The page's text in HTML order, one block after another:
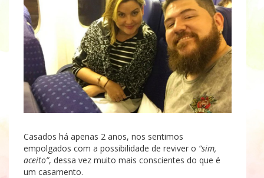
Casados há apenas 2 anos, nos sentimos
empolgados com a possibilidade de reviver o “sim,
aceito”, dessa vez muito mais conscientes do que é
um casamento.